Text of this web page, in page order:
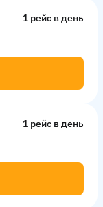
1 рейс в день
1 рейс в день